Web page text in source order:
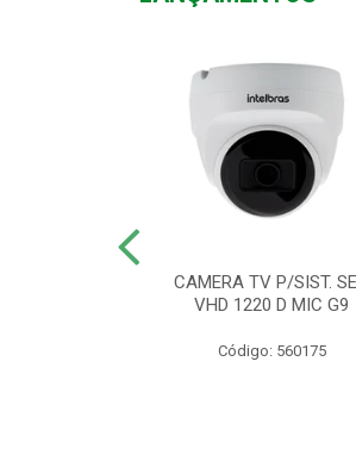
CAMERA TV P/SIST.
VHD 1220 D MIC G9
Código: 560175